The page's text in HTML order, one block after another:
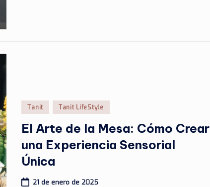
Publicado
Tanit Tanit LifeStyle
El Arte de la Mesa: Cómo Crear
una Experiencia Sensorial
Única
21 de enero de 2025